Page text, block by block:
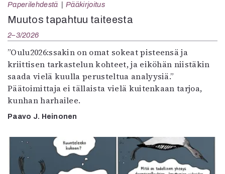
Paperilehdestä Pääkirjoitus
Muutos tapahtuu taiteesta
2–3/2026
”Oulu2026:ssakin on omat sokeat pisteensä ja
kriittisen tarkastelun kohteet, ja eiköhän niistäkin
saada vielä kuulla perusteltua analyysiä.”
Päätoimittaja ei tällaista vielä kuitenkaan tarjoa,
kunhan harhailee.
Paavo J. Heinonen